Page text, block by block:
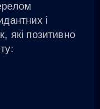
і
які позитивно